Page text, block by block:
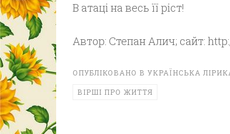
В атаці на весь її ріст!
Автор: Степан Алич; сайт:
ОПУБЛІКОВАНО В УКРАЇНСЬКА
ВІРШІ ПРО ЖИТТЯ